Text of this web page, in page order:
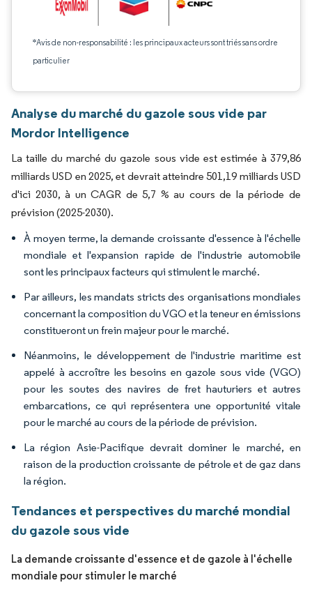
*Avis de non-responsabilité : les principaux acteurs sont triés sans ordre
particulier
Analyse du marché du gazole sous vide par
Mordor Intelligence
La taille du marché du gazole sous vide est estimée à 379,86
milliards USD en 2025, et devrait atteindre 501,19 milliards USD
d'ici 2030, à un CAGR de 5,7 % au cours de la période de
prévision (2025-2030).
À moyen terme, la demande croissante d'essence à l'échelle
mondiale et l'expansion rapide de l'industrie automobile
sont les principaux facteurs qui stimulent le marché.
Par ailleurs, les mandats stricts des organisations mondiales
concernant la composition du VGO et la teneur en émissions
constitueront un frein majeur pour le marché.
Néanmoins, le développement de l'industrie maritime est
appelé à accroître les besoins en gazole sous vide (VGO)
pour les soutes des navires de fret hauturiers et autres
embarcations, ce qui représentera une opportunité vitale
pour le marché au cours de la période de prévision.
La région Asie-Pacifique devrait dominer le marché, en
raison de la production croissante de pétrole et de gaz dans
la région.
Tendances et perspectives du marché mondial
du gazole sous vide
La demande croissante d'essence et de gazole à l'échelle
mondiale pour stimuler le marché